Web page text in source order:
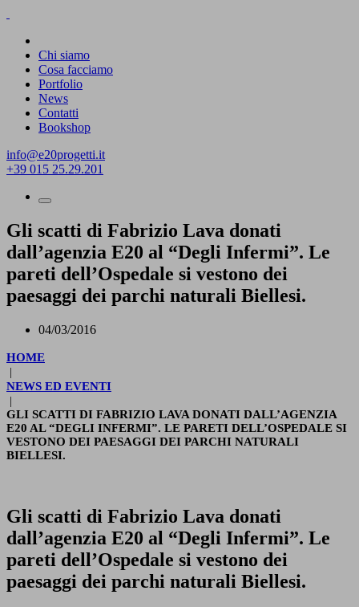
Chi siamo
Cosa facciamo
Portfolio
News
Contatti
Bookshop
info@e20progetti.it
+39 015 25.29.201
Gli scatti di Fabrizio Lava donati
dall’agenzia E20 al “Degli Infermi”. Le
pareti dell’Ospedale si vestono dei
paesaggi dei parchi naturali Biellesi.
04/03/2016
HOME
|
NEWS ED EVENTI
|
GLI SCATTI DI FABRIZIO LAVA DONATI DALL’AGENZIA
E20 AL “DEGLI INFERMI”. LE PARETI DELL’OSPEDALE SI
VESTONO DEI PAESAGGI DEI PARCHI NATURALI
BIELLESI.
Gli scatti di Fabrizio Lava donati
dall’agenzia E20 al “Degli Infermi”. Le
pareti dell’Ospedale si vestono dei
paesaggi dei parchi naturali Biellesi.